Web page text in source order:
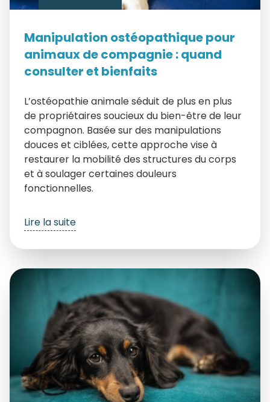
Manipulation ostéopathique pour
animaux de compagnie : quand
consulter et bienfaits
L’ostéopathie animale séduit de plus en plus
de propriétaires soucieux du bien-être de leur
compagnon. Basée sur des manipulations
douces et ciblées, cette approche vise à
restaurer la mobilité des structures du corps
et à soulager certaines douleurs
fonctionnelles.
Lire la suite